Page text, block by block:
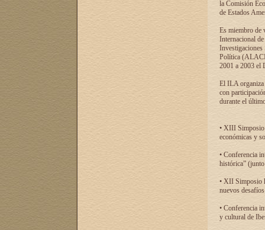
la Comisión
de Estados
Es miembro de
Internacional
Investigaciones
Política
2001 a 2003 el
El ILA organiza
con
durante el
• XIII Simposio
económicas y
• Conferencia
histórica”
• XII Simposio
nuevos
• Conferencia
y cultural de